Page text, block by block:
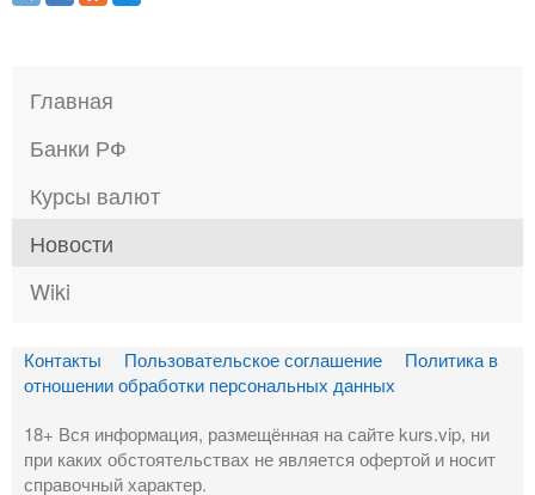
Главная
Банки РФ
Курсы валют
Новости
Wiki
Контакты Пользовательское соглашение
Политика в
отношении обработки персональных данных
18+ Вся информация, размещённая на сайте kurs.vip, ни
при каких обстоятельствах не является офертой и носит
справочный характер.